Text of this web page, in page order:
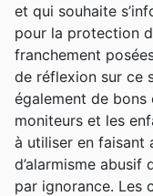
et qui souhaite
pour la protection
franchement
de réflexion sur ce
également de bons
moniteurs et les
à utiliser en faisant
d’alarmisme abusif
par ignorance. Les